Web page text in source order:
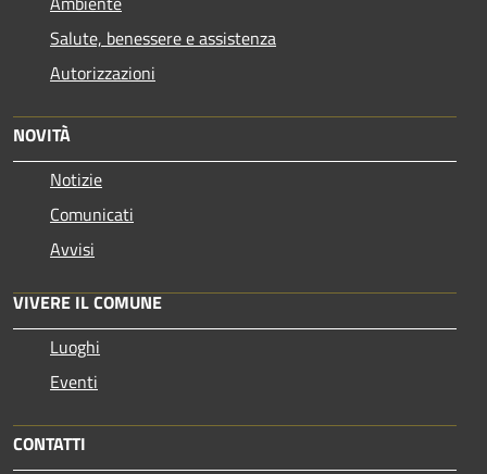
Salute, benessere e assistenza
Autorizzazioni
NOVITÀ
Notizie
Comunicati
Avvisi
VIVERE IL COMUNE
Luoghi
Eventi
CONTATTI